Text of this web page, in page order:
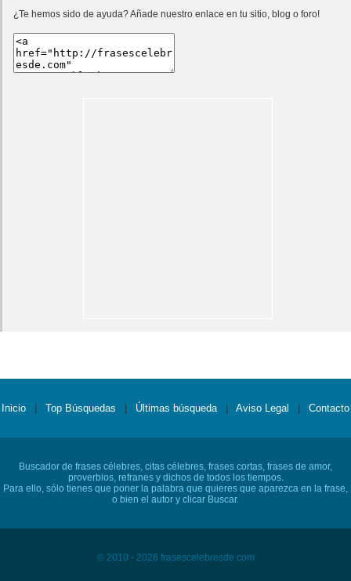
¿Te hemos sido de ayuda? Añade nuestro enlace en tu sitio, blog o foro!
Inicio Top Búsquedas Últimas búsqueda Aviso Legal Contacto
Buscador de frases célebres, citas célebres, frases cortas, frases de amor,
proverbios, refranes y dichos de todos los tiempos.
Para ello, sólo tienes que poner la palabra que quieres que aparezca en la frase,
o bien el autor y clicar Buscar.
© 2010 - 2026 frasescelebresde.com